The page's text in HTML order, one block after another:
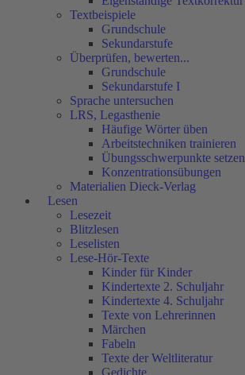
Textbeispiele
Grundschule
Sekundarstufe
Überprüfen, bewerten...
Grundschule
Sekundarstufe I
Sprache untersuchen
LRS, Legasthenie
Häufige Wörter üben
Arbeitstechniken trainieren
Übungsschwerpunkte setzen
Konzentrationsübungen
Materialien Dieck-Verlag
Lesen
Lesezeit
Blitzlesen
Leselisten
Lese-Hör-Texte
Kinder für Kinder
Kindertexte 2. Schuljahr
Kindertexte 4. Schuljahr
Texte von Lehrerinnen
Märchen
Fabeln
Texte der Weltliteratur
Gedichte